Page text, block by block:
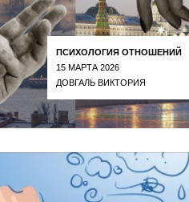
ПСИХОЛОГИЯ ОТНОШЕНИЙ
15 МАРТА 2026
ДОВГАЛЬ ВИКТОРИЯ